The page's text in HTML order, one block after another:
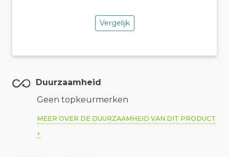
Vergelijk
Duurzaamheid
Geen topkeurmerken
MEER OVER DE DUURZAAMHEID VAN DIT PRODUCT